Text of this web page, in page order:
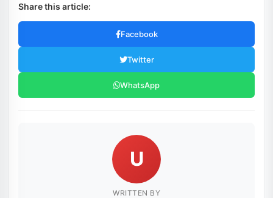
Share this article:
Facebook
Twitter
WhatsApp
U
WRITTEN BY